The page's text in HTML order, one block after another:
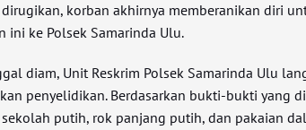
dirugikan, korban akhirnya memberanikan diri
ini ke Polsek Samarinda Ulu.
diam, Unit Reskrim Polsek Samarinda Ulu
penyelidikan. Berdasarkan bukti-bukti yang
sekolah putih, rok panjang putih, dan pakaian